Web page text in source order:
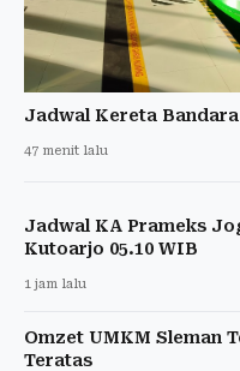
Jadwal Kereta
47 menit lalu
Jadwal KA Prameks
Kutoarjo 05.10 WIB
1 jam lalu
Omzet UMKM Sleman
Teratas